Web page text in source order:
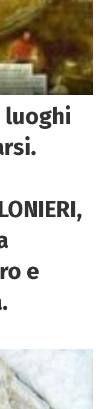
luoghi
e